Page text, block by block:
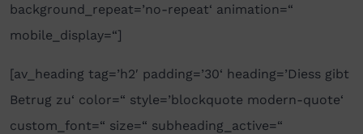
background_repeat=’no-repeat‘ animation=“
mobile_display=“]
[av_heading tag=’h2′ padding=’30‘ heading=’Diess gibt
Betrug zu‘ color=“ style=’blockquote modern-quote‘
custom_font=“ size=“ subheading_active=“